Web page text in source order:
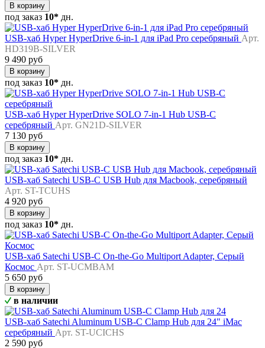
В корзину
под заказ 10* дн.
USB-хаб Hyper HyperDrive 6-in-1 для iPad Pro серебряный Арт.
HD319B-SILVER
9 490 руб
В корзину
под заказ 10* дн.
USB-хаб Hyper HyperDrive SOLO 7-in-1 Hub USB-C
серебряный Арт. GN21D-SILVER
7 130 руб
В корзину
под заказ 10* дн.
USB-хаб Satechi USB-C USB Hub для Macbook, серебряный
Арт. ST-TCUHS
4 920 руб
В корзину
под заказ 10* дн.
USB-хаб Satechi USB-C On-the-Go Multiport Adapter, Серый
Космос Арт. ST-UCMBAM
5 650 руб
В корзину
в наличии
USB-хаб Satechi Aluminum USB-C Clamp Hub для 24" iMac
серебряный Арт. ST-UCICHS
2 590 руб